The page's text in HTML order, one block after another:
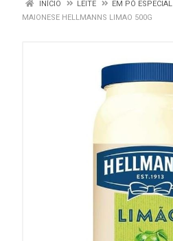
INÍCIO LEITE
EM PÓ ESPECIAL
MAIONESE HELLMANNS LIMAO 500G